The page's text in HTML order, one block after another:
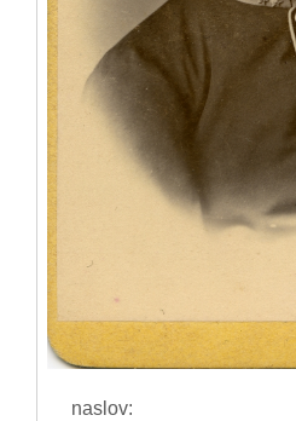
naslov: